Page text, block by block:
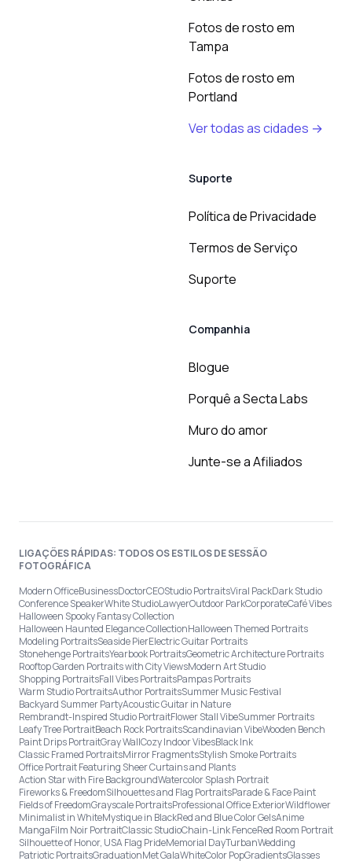
Fotos de rosto em
Tampa
Fotos de rosto em
Portland
Ver todas as cidades →
Suporte
Política de Privacidade
Termos de Serviço
Suporte
Companhia
Blogue
Porquê a Secta Labs
Muro do amor
Junte-se a Afiliados
LIGAÇÕES RÁPIDAS: TODOS OS ESTILOS DE SESSÃO
FOTOGRÁFICA
Modern OfficeBusinessDoctorCEOStudio PortraitsViral PackDark Studio
Conference SpeakerWhite StudioLawyerOutdoor ParkCorporateCafé Vibes
Halloween Spooky Fantasy Collection
Halloween Haunted Elegance CollectionHalloween Themed Portraits
Modeling PortraitsSeaside PierElectric Guitar Portraits
Stonehenge PortraitsYearbook PortraitsGeometric Architecture Portraits
Rooftop Garden Portraits with City ViewsModern Art Studio
Shopping PortraitsFall Vibes PortraitsPampas Portraits
Warm Studio PortraitsAuthor PortraitsSummer Music Festival
Backyard Summer PartyAcoustic Guitar in Nature
Rembrandt-Inspired Studio PortraitFlower Stall VibeSummer Portraits
Leafy Tree PortraitBeach Rock PortraitsScandinavian VibeWooden Bench
Paint Drips PortraitGray WallCozy Indoor VibesBlack Ink
Classic Framed PortraitsMirror FragmentsStylish Smoke Portraits
Office Portrait Featuring Sheer Curtains and Plants
Action Star with Fire BackgroundWatercolor Splash Portrait
Fireworks & FreedomSilhouettes and Flag PortraitsParade & Face Paint
Fields of FreedomGrayscale PortraitsProfessional Office ExteriorWildflower
Minimalist in WhiteMystique in BlackRed and Blue Color GelsAnime
MangaFilm Noir PortraitClassic StudioChain-Link FenceRed Room Portrait
Silhouette of Honor, USA Flag PrideMemorial DayTurbanWedding
Patriotic PortraitsGraduationMet GalaWhiteColor PopGradientsGlasses